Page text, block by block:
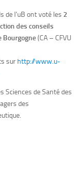
de l’uB ont voté les 2
des conseils
Bourgogne(CA – CFVU
sur http://www.u-
Sciences de Santé des
des